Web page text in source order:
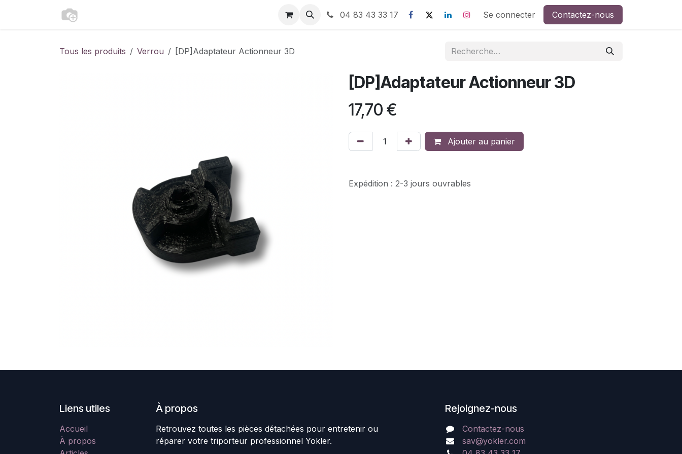
04 83 43 33 17 Se connecter Contactez-nous
Tous les produits Verrou [DP]Adaptateur Actionneur 3D
[DP]Adaptateur Actionneur 3D
17,70 €
Ajouter au panier
Expédition : 2-3 jours ouvrables
Liens utiles
Accueil
À propos
À propos
Retrouvez toutes les pièces détachées pour entretenir ou
réparer votre triporteur professionnel Yokler.
Rejoignez-nous
Contactez-nous
sav@yokler.com